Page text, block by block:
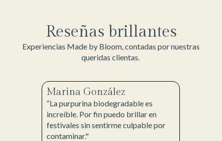
Reseñas brillantes
Experiencias Made by Bloom, contadas por nuestras
queridas clientas.
“La purpurina biodegradable es
increíble. Por fin puedo brillar en
festivales sin sentirme culpable por
contaminar."
Marina González